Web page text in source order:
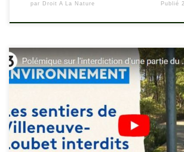
par Droit A La Nature Publié
Lire l’article sur France 3 : france3-
alpes-cote-d-azur/alpes-maritimes/dans-cette-
alpes-maritimes-un-tiers-du-territoire-est-
car-situe-sur-une-propriete-privee-
de France 3 :